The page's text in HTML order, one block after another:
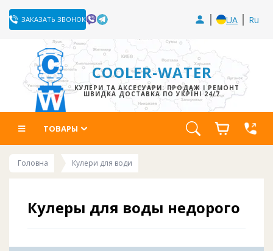
ЗАКАЗАТЬ ЗВОНОК UA Ru
COOLER-WATER
КУЛЕРИ ТА АКСЕСУАРИ: ПРОДАЖ І РЕМОНТ
ШВИДКА ДОСТАВКА ПО УКРЇНІ 24/7
ТОВАРЫ
Головна Кулери для води
Кулеры для воды недорого
Купить кулер для воды недорого можно в данной